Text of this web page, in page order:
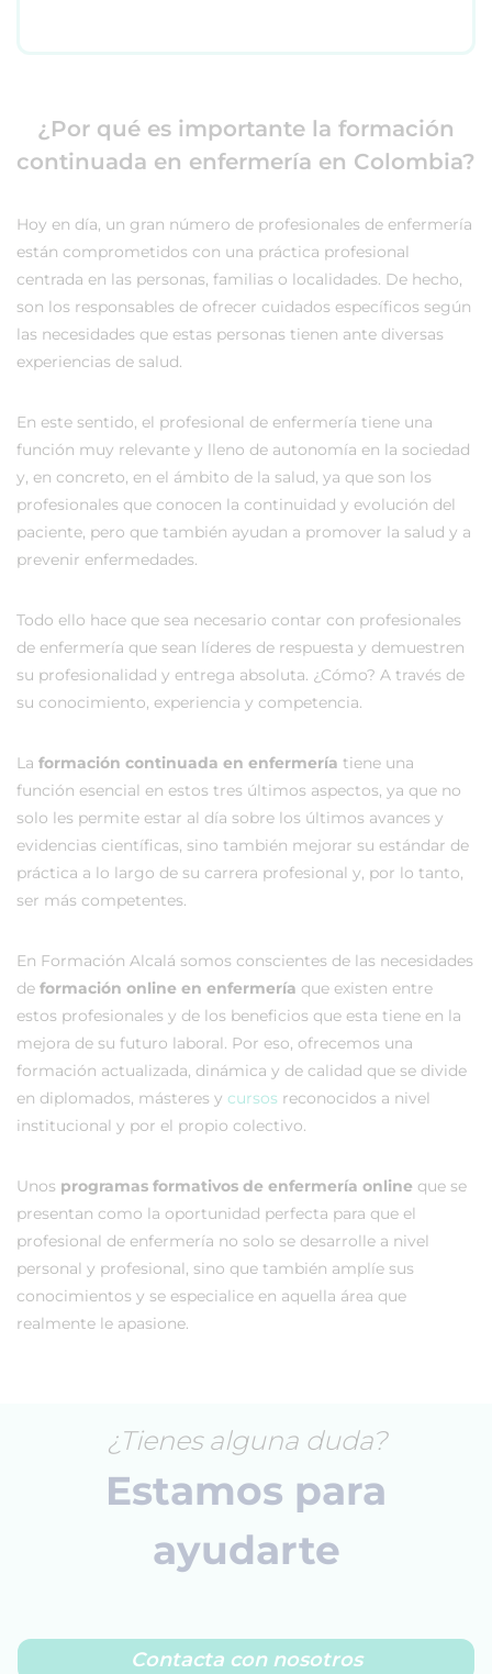
¿Por qué es importante la formación
continuada en enfermería en Colombia?
Hoy en día, un gran número de profesionales de enfermería
están comprometidos con una práctica profesional
centrada en las personas, familias o localidades. De hecho,
son los responsables de ofrecer cuidados específicos según
las necesidades que estas personas tienen ante diversas
experiencias de salud.
En este sentido, el profesional de enfermería tiene una
función muy relevante y lleno de autonomía en la sociedad
y, en concreto, en el ámbito de la salud, ya que son los
profesionales que conocen la continuidad y evolución del
paciente, pero que también ayudan a promover la salud y a
prevenir enfermedades.
Todo ello hace que sea necesario contar con profesionales
de enfermería que sean líderes de respuesta y demuestren
su profesionalidad y entrega absoluta. ¿Cómo? A través de
su conocimiento, experiencia y competencia.
La formación continuada en enfermería tiene una
función esencial en estos tres últimos aspectos, ya que no
solo les permite estar al día sobre los últimos avances y
evidencias científicas, sino también mejorar su estándar de
práctica a lo largo de su carrera profesional y, por lo tanto,
ser más competentes.
En Formación Alcalá somos conscientes de las necesidades
de formación online en enfermería que existen entre
estos profesionales y de los beneficios que esta tiene en la
mejora de su futuro laboral. Por eso, ofrecemos una
formación actualizada, dinámica y de calidad que se divide
en diplomados, másteres y cursos reconocidos a nivel
institucional y por el propio colectivo.
Unos programas formativos de enfermería online que se
presentan como la oportunidad perfecta para que el
profesional de enfermería no solo se desarrolle a nivel
personal y profesional, sino que también amplíe sus
conocimientos y se especialice en aquella área que
realmente le apasione.
¿Tienes alguna duda?
Estamos para
ayudarte
Contacta con nosotros